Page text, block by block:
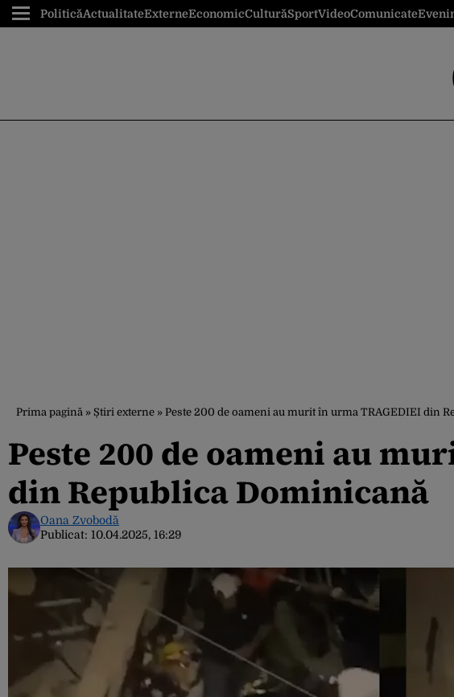
PoliticăActualitateExterneEconomicCulturăSportVideoComunicate
Prima pagină » Știri externe » Peste 200 de oameni au murit în urma TRAGEDIEI din
Peste 200 de oameni au
din Republica Dominicană
Oana Zvobodă
Publicat: 10.04.2025, 16:29